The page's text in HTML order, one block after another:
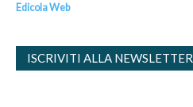
Edicola Web
ISCRIVITI ALLA NEWSLETTER